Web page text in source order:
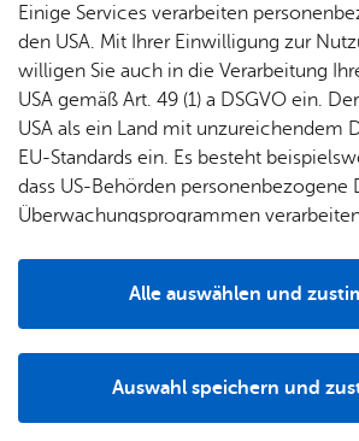
Ämter
A–Z
Diens
t­leis­
tun­gen
A–Z
For­
fent­li­
che
Be­
kannt­
ma­
chun­
& TV
Pres­se
Bil­
dung
& Be­
treu­
ung
Potz­
be­
treu­
ung
Schu­
len
&
Um­
welt
ren
See­blatt vom 13.12.1866.
Autor
Karl-Her­mann Wei­de­mann
Einige Services verarbeiten
den USA. Mit Ihrer Einwilligung zur
willigen Sie auch in die Verarbeitung
USA gemäß Art. 49 (1) a DSGVO ein.
USA als ein Land mit unzureichendem
EU-Standards ein. Es besteht
dass US-Behörden personenbezogene
Überwachungsprogrammen
Auswahl speichern und
Alle auswählen und